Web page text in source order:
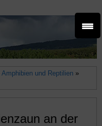
Amphibien und Reptilien »
an der